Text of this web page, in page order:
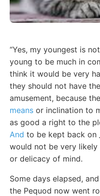
“Yes, my youngest is
young to be much in
think it would be very
they should not have
amusement, because
means or inclination to
as good a right to the
And to be kept back on
would not be very
or delicacy of mind.
Some days elapsed,
the Pequod now went